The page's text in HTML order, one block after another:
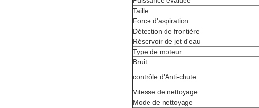
Taille
Force d'aspiration
Détection de frontière
Réservoir de jet d'eau
Type de moteur
Bruit
contrôle d'Anti-chute
Vitesse de nettoyage
Mode de nettoyage